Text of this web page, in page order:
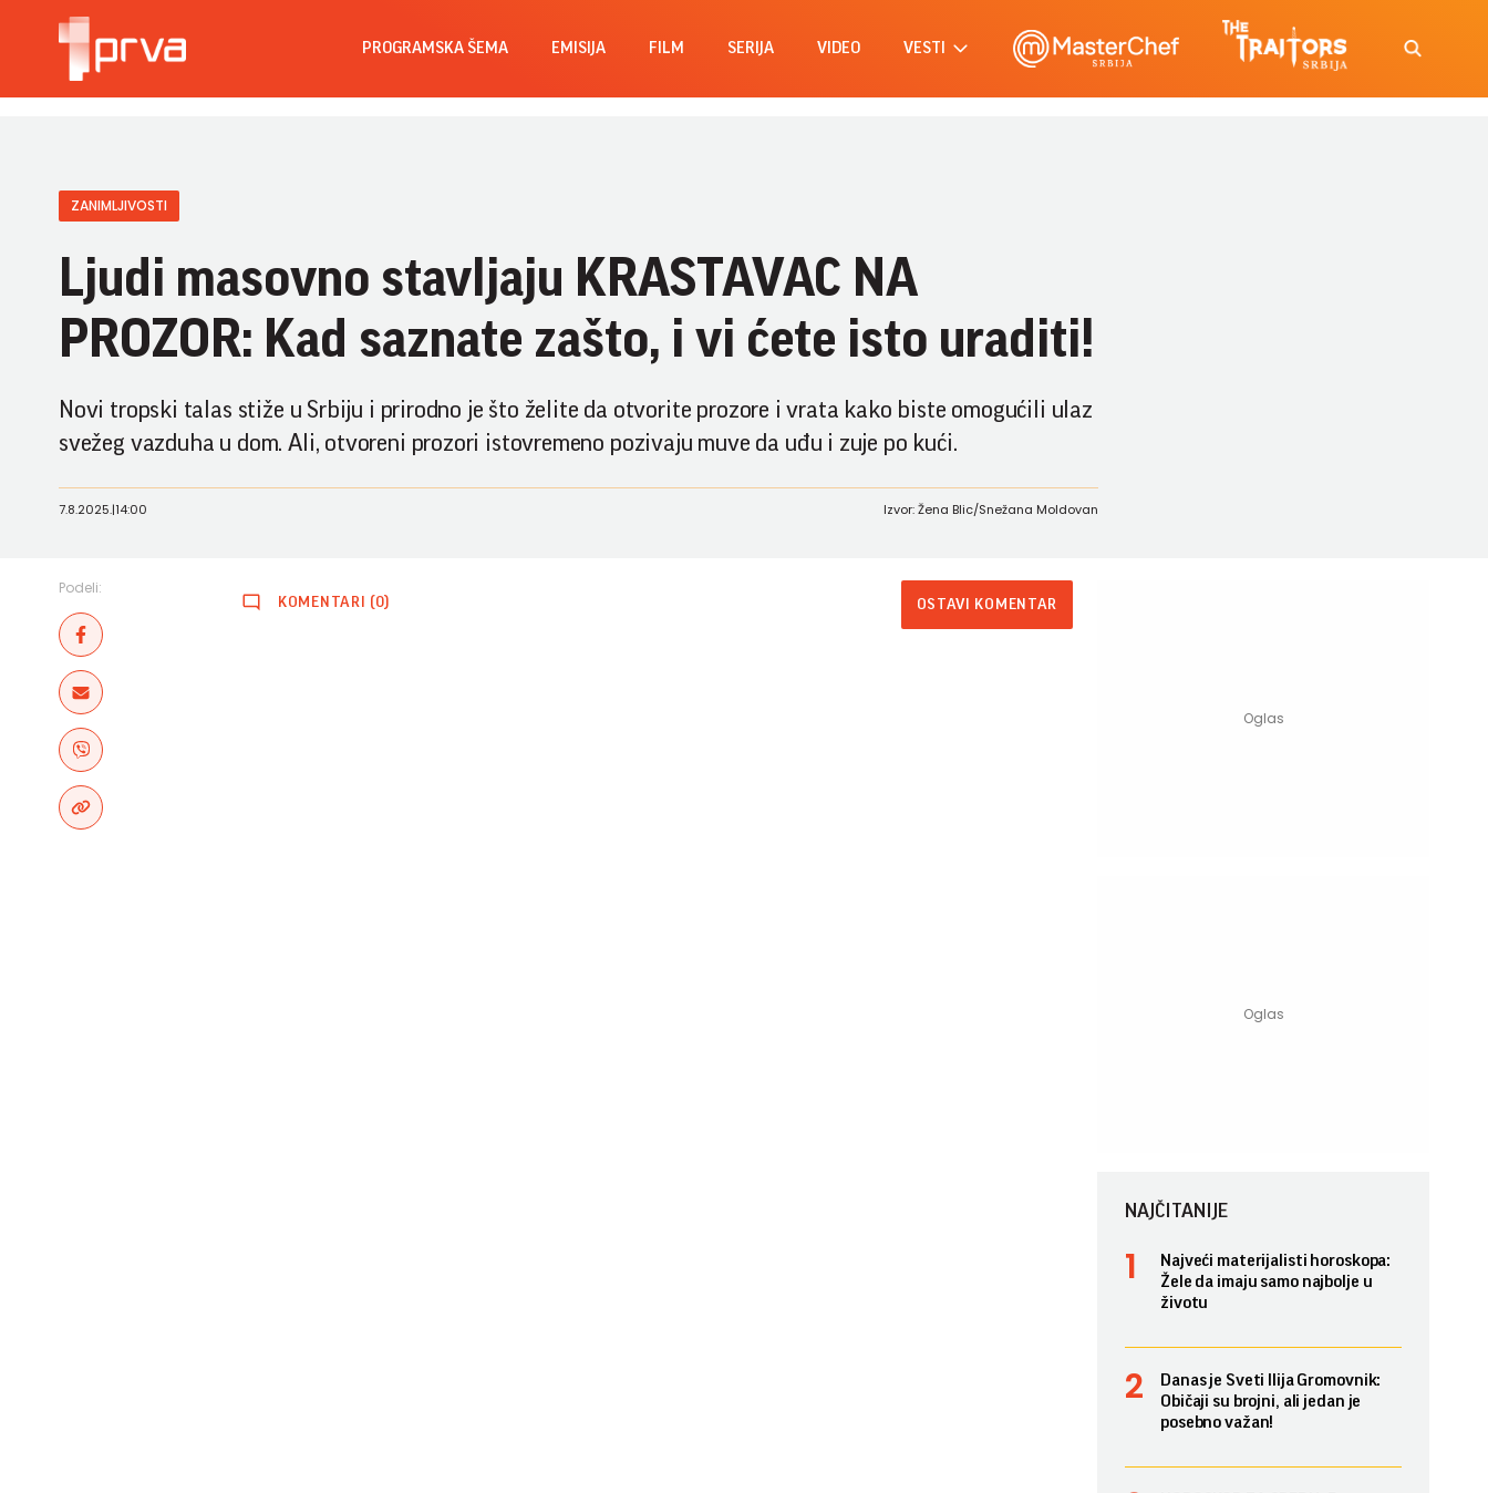
PROGRAMSKA ŠEMA EMISIJA FILM SERIJA VIDEO VESTI
ZANIMLJIVOSTI
Ljudi masovno stavljaju KRASTAVAC NA
PROZOR: Kad saznate zašto, i vi ćete isto uraditi!
Novi tropski talas stiže u Srbiju i prirodno je što želite da otvorite prozore i vrata kako biste omogućili ulaz
svežeg vazduha u dom. Ali, otvoreni prozori istovremeno pozivaju muve da uđu i zuje po kući.
7.8.2025.|14:00 Izvor: Žena Blic/Snežana Moldovan
Podeli:
KOMENTARI (0) OSTAVI KOMENTAR
NAJČITANIJE
Najveći materijalisti horoskopa:
Žele da imaju samo najbolje u
životu
Danas je Sveti Ilija Gromovnik:
Običaji su brojni, ali jedan je
posebno važan!